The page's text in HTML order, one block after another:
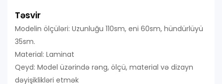
Təsvir
Modelin ölçüləri: Uzunluğu 110sm, eni 60sm, hündürlüyü
35sm.
Material: Laminat
Qeyd: Model üzərində rəng, ölçü, material və dizayn
dəyişiklikləri etmək